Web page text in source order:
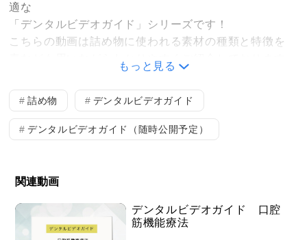
適な
「デンタルビデオガイド」シリーズです！
こちらの動画は詰め物に使われる素材の種類と特徴を
表なども用いながらわかりやすくご紹介しております。
動画内では以下の素材をご案内しております。
・銀歯
・コンポジットレジン
・ゴールド
・セラミック
もっと見る
詰め物 デンタルビデオガイド
デンタルビデオガイド（随時公開予定）
関連動画
デンタルビデオガイド 口腔
筋機能療法